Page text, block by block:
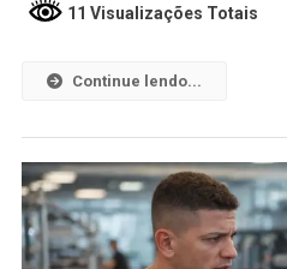
11 Visualizações Totais
Continue lendo...